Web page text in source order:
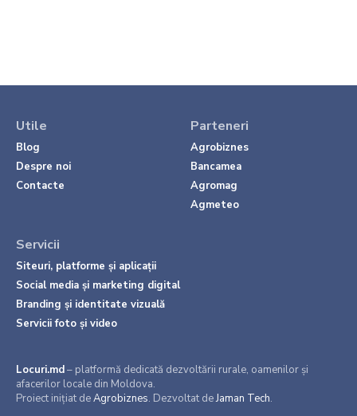
Utile
Blog
Despre noi
Contacte
Parteneri
Agrobiznes
Bancamea
Agromag
Agmeteo
Servicii
Siteuri, platforme și aplicații
Social media și marketing digital
Branding și identitate vizuală
Servicii foto și video
Locuri.md– platformă dedicată dezvoltării rurale, oamenilor și
afacerilor locale din Moldova.
Proiect inițiat deAgrobiznes. Dezvoltat deJaman Tech.